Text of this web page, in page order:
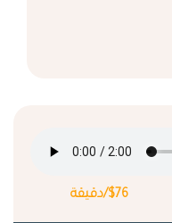
$76/دقيقة